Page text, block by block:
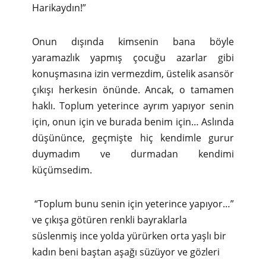
Harikaydın!”
Onun dışında kimsenin bana böyle
yaramazlık yapmış çocuğu azarlar gibi
konuşmasına izin vermezdim, üstelik asansör
çıkışı herkesin önünde. Ancak, o tamamen
haklı. Toplum yeterince ayrım yapıyor senin
için, onun için ve burada benim için… Aslında
düşününce, geçmişte hiç kendimle gurur
duymadım ve durmadan kendimi
küçümsedim.
“Toplum bunu senin için yeterince yapıyor…”
ve çıkışa götüren renkli bayraklarla
süslenmiş ince yolda yürürken orta yaşlı bir
kadın beni baştan aşağı süzüyor ve gözleri